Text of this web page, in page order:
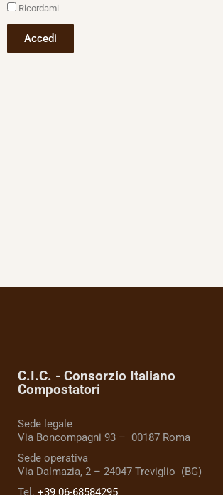
Ricordami
Accedi
C.I.C. - Consorzio Italiano
Compostatori
Sede legale
Via Boncompagni 93 – 00187 Roma
Sede operativa
Via Dalmazia, 2 – 24047 Treviglio (BG)
Tel. +39 06-68584295